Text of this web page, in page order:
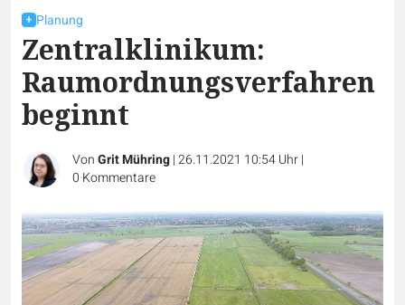
Planung
Zentralklinikum:
Raumordnungsverfahren
beginnt
VonGrit Mühring|26.11.2021 10:54 Uhr|
0 Kommentare